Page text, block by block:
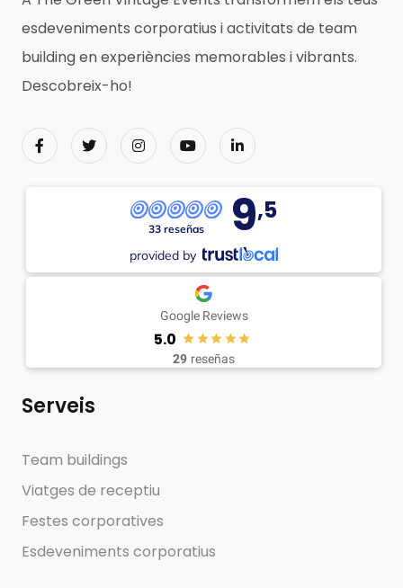
esdeveniments corporatius i activitats de team
building en experiències memorables i vibrants.
Descobreix-ho!
33 reseñas 9,5
provided by
Google Reviews
5.0
29 reseñas
Serveis
Team buildings
Viatges de receptiu
Festes corporatives
Esdeveniments corporatius